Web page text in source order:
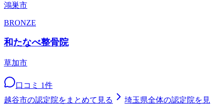
鴻巣市
BRONZE
和たなべ整骨院
草加市
口コミ 1件
越谷市の認定院をまとめて見る 埼玉県全体の認定院を見